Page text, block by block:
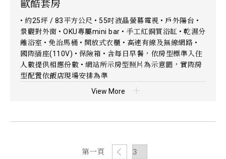
歐酷套房
• 約25坪 / 83平方公尺 • 55吋液晶螢幕電視 • 戶外陽台 •
景觀對外窗 • OKU專屬mini bar • 手工紅銅質浴缸 • 乾濕分
離浴室 • 免治馬桶 • 開放式衣櫃 • 高速有線及無線網路 •
國際插座(110V) • 保險箱 • 含每日早餐，依房型標準入住
人數提供相應份數 • 網站所示房型照片為示意圖，實際房
型配置依飯店現場安排為準
View More
第一頁